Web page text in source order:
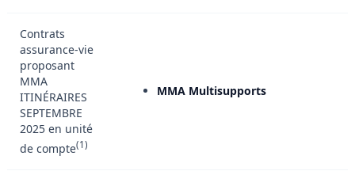
Contrats
assurance-vie
proposant
MMA
ITINÉRAIRES
SEPTEMBRE
2025 en unité
de compte(1)
MMA Multisupports